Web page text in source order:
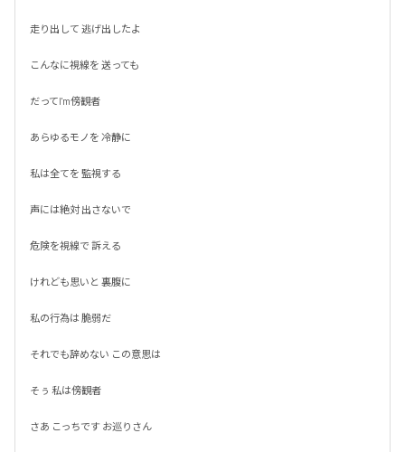
走り出して 逃げ出したよ
こんなに視線を 送っても
だってI'm傍観者
あらゆるモノを 冷静に
私は全てを 監視する
声には絶対 出さないで
危険を視線で 訴える
けれども思いと 裏腹に
私の行為は 脆弱だ
それでも辞めない この意思は
そぅ 私は傍観者
さあ こっちです お巡りさん